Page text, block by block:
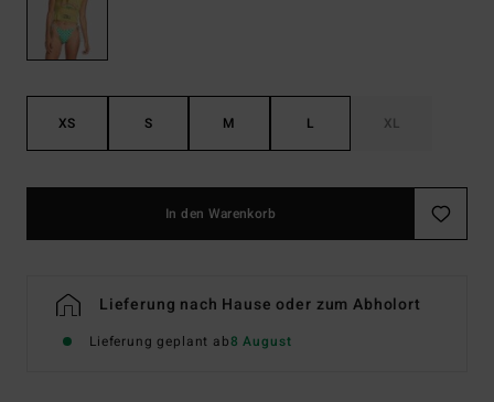
XS S M L XL
In den Warenkorb
Lieferung nach Hause oder zum Abholort
Lieferung geplant ab8 August